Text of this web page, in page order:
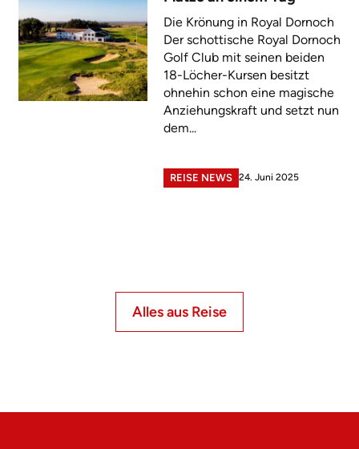
Die Krönung in Royal Dornoch
Der schottische Royal Dornoch
Golf Club mit seinen beiden
18-Löcher-Kursen besitzt
ohnehin schon eine magische
Anziehungskraft und setzt nun
dem...
REISE NEWS 24. Juni 2025
Alles aus Reise